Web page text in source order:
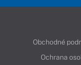
Obchodné
Ochrana